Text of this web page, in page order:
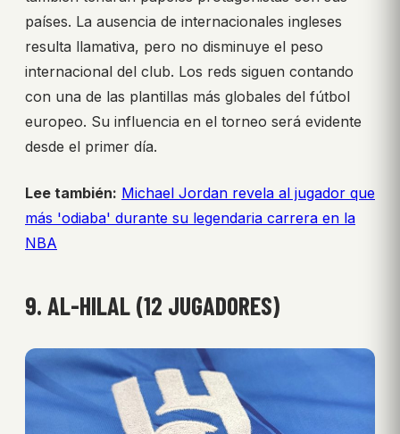
países. La ausencia de internacionales ingleses
resulta llamativa, pero no disminuye el peso
internacional del club. Los reds siguen contando
con una de las plantillas más globales del fútbol
europeo. Su influencia en el torneo será evidente
desde el primer día.
Lee también: Michael Jordan revela al jugador que
más 'odiaba' durante su legendaria carrera en la
NBA
9. AL-HILAL (12 JUGADORES)